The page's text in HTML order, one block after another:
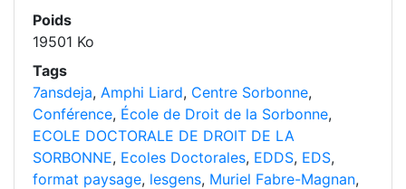
Poids
19501 Ko
Tags
7ansdeja, Amphi Liard, Centre Sorbonne,
Conférence, École de Droit de la Sorbonne,
ECOLE DOCTORALE DE DROIT DE LA
SORBONNE, Ecoles Doctorales, EDDS, EDS,
format paysage, lesgens, Muriel Fabre-Magnan,